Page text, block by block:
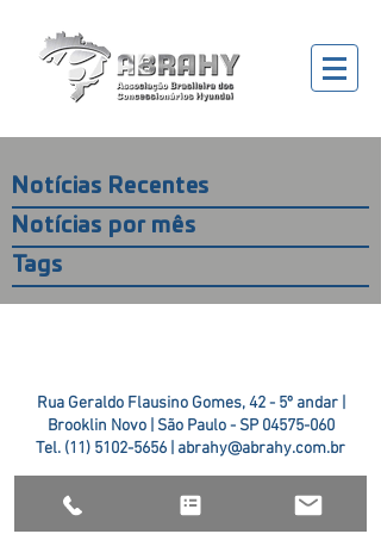
Notícias Recentes
Notícias por mês
Tags
Rua Geraldo Flausino Gomes, 42 - 5º andar |
Brooklin Novo | São Paulo - SP 04575-060
Tel. (11) 5102-5656 abrahy@abrahy.com.br
©2018 ABRAHY. criado pela TR2 Art + Design